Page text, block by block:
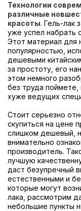
Технологии
различные
красоты. Гель-лак
уже успел набрать
Этот материал для
популярностью,
дешевыми
за простоту, его
этом немного
без труда поймете,
хуже ведущих
Стоит серьезно
скупиться на цене
слишком дешевый,
внимательно
производитель.
лучшую
даст безупречный
естественными и
которые могут
лака, рассмотрим
небольшие пункты